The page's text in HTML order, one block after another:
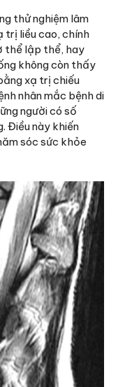
thử nghiệm lâm
trị liều cao, chính
thể lập thể, hay
không còn thấy
xạ trị chiếu
nhân mắc bệnh di
người có số
Điều này khiến
sóc sức khỏe